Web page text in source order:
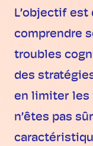
L’objectif est
comprendre
troubles
des
en limiter les
n’êtes pas